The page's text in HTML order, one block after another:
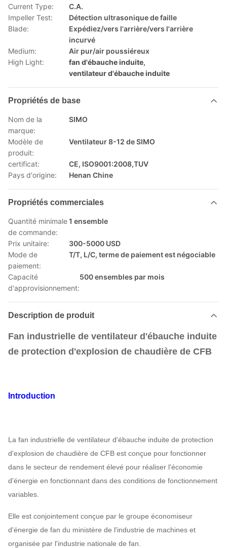
Current Type:
C.A.
Impeller Test:
Détection ultrasonique de faille
Blade:
Expédiez/vers l'arrière/vers l'arrière
incurvé
Medium:
Air pur/air poussiéreux
High Light:
fan d'ébauche induite,
ventilateur d'ébauche induite
Propriétés de base
Nom de la
marque:
SIMO
Modèle de
produit:
Ventilateur 8-12 de SIMO
certificat:
CE, ISO9001:2008,TUV
Pays d'origine:
Henan Chine
Propriétés commerciales
Quantité minimale
de commande:
1 ensemble
Prix unitaire:
300-5000 USD
Mode de
paiement:
T/T, L/C, terme de paiement est négociable
Capacité
d'approvisionnement:
500 ensembles par mois
Description de produit
Fan industrielle de ventilateur d'ébauche induite
de protection d'explosion de chaudière de CFB
Introduction
La fan industrielle de ventilateur d'ébauche induite de protection
d'explosion de chaudière de CFB est conçue pour fonctionner
dans le secteur de rendement élevé pour réaliser l'économie
d'énergie en fonctionnant dans des conditions de fonctionnement
variables.
Elle est conjointement conçue par le groupe économiseur
d'énergie de fan du ministère de l'industrie de machines et
organisée par l'industrie nationale de fan.